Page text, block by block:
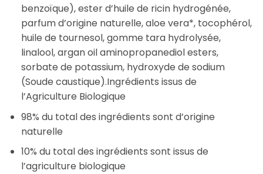
benzoïque), ester d’huile de ricin hydrogénée,
parfum d’origine naturelle, aloe vera*, tocophérol,
huile de tournesol, gomme tara hydrolysée,
linalool, argan oil aminopropanediol esters,
sorbate de potassium, hydroxyde de sodium
(Soude caustique).Ingrédients issus de
l’Agriculture Biologique
98% du total des ingrédients sont d’origine
naturelle
10% du total des ingrédients sont issus de
l’agriculture biologique